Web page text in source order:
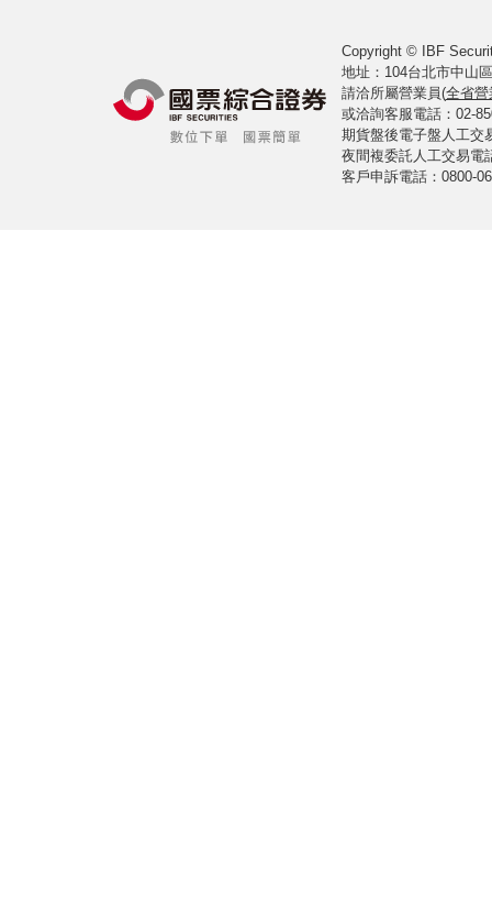
Copyright © IBF
地址：104台北市中山
請洽所屬營業員(全省營
或洽詢客服電話：02-
期貨盤後電子盤人工交
夜間複委託人工交易電
客戶申訴電話：0800-